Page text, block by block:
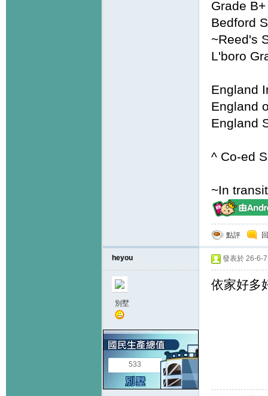
Grade B+
Bedford
~Reed's
L'boro
England
England
England
^ Co-ed
~In
點評
heyou
別墅
533
發表於 26-6-
依家好多